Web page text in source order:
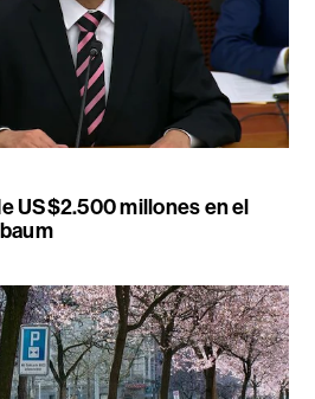
US$2.500 millones en el